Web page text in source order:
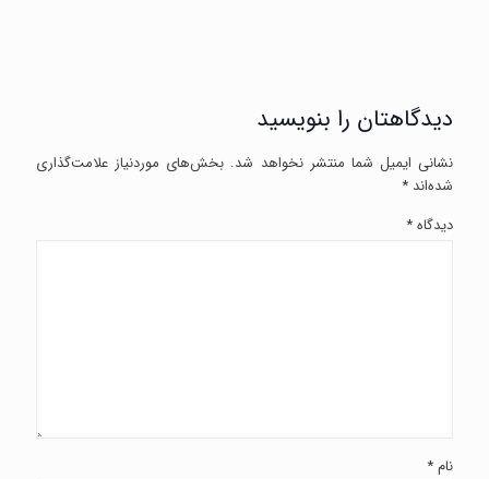
دیدگاهتان را بنویسید
نشانی ایمیل شما منتشر نخواهد شد. بخش‌های موردنیاز علامت‌گذاری
شده‌اند *
دیدگاه*
نام*